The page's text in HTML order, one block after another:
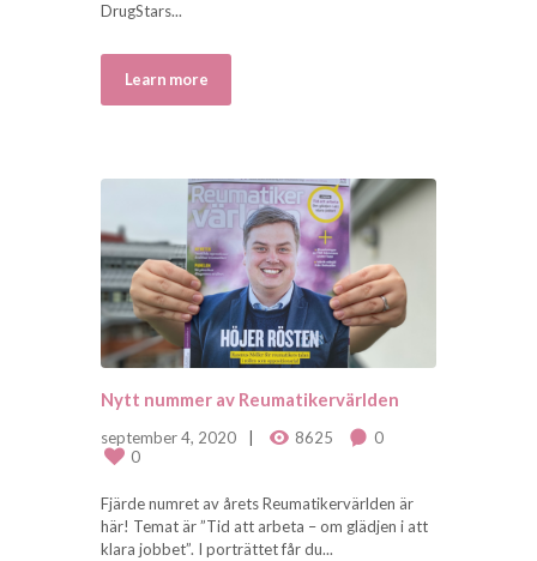
DrugStars...
Learn more
Nytt nummer av Reumatikervärlden
september 4, 2020 8625
0
0
Fjärde numret av årets Reumatikervärlden är
här! Temat är ”Tid att arbeta – om glädjen i att
klara jobbet”. I porträttet får du...